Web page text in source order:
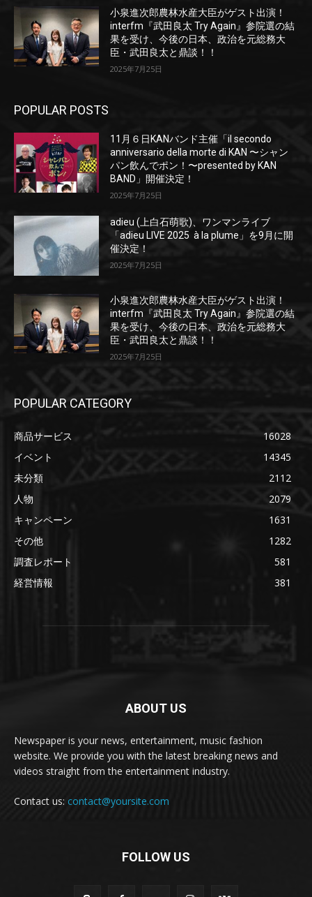
小泉進次郎農林水産大臣がゲスト出演！
interfm『武田良太 Try Again』参院選の結
果を受け、今後の日本、政治を元総務大
臣・武田良太と鼎談！！
2025年7月25日
POPULAR POSTS
11月６日KANバンド主催「il secondo
anniversario della morte di KAN 〜シャン
パン飲んでポン！〜presented by KAN
BAND」開催決定！
2025年7月25日
adieu (上白石萌歌)、ワンマンライブ
「adieu LIVE 2025 à la plume」を9月に開
催決定！
2025年7月25日
小泉進次郎農林水産大臣がゲスト出演！
interfm『武田良太 Try Again』参院選の結
果を受け、今後の日本、政治を元総務大
臣・武田良太と鼎談！！
2025年7月25日
POPULAR CATEGORY
商品サービス
16028
イベント
14345
未分類
2112
人物
2079
キャンペーン
1631
その他
1282
調査レポート
581
経営情報
381
ABOUT US
Newspaper is your news, entertainment, music fashion
website. We provide you with the latest breaking news and
videos straight from the entertainment industry.
Contact us: contact@yoursite.com
FOLLOW US